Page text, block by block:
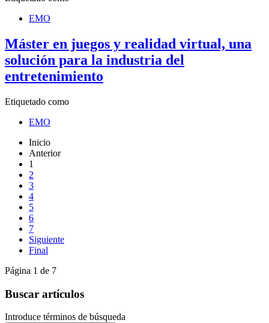
EMO
Máster en juegos y realidad virtual, una
solución para la industria del
entretenimiento
Etiquetado como
EMO
Inicio
Anterior
1
2
3
4
5
6
7
Siguiente
Final
Página 1 de 7
Buscar artículos
Introduce términos de búsqueda